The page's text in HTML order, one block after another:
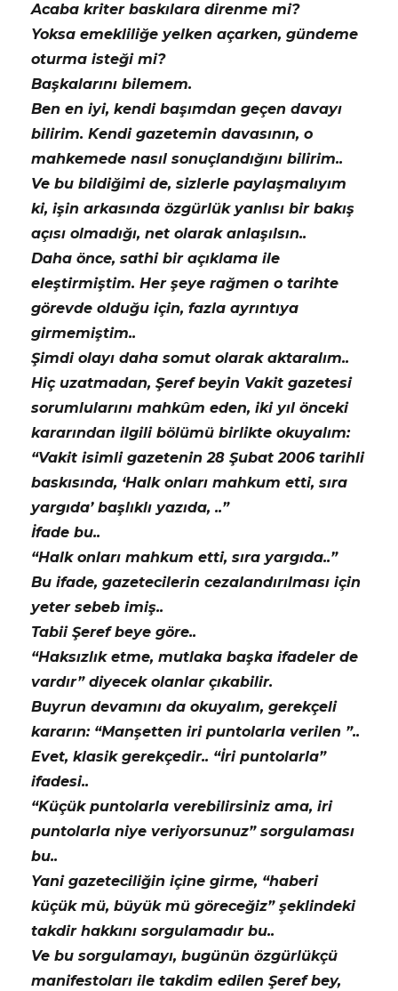
Acaba kriter baskılara direnme mi?
Yoksa emekliliğe yelken açarken, gündeme
oturma isteği mi?
Başkalarını bilemem.
Ben en iyi, kendi başımdan geçen davayı
bilirim. Kendi gazetemin davasının, o
mahkemede nasıl sonuçlandığını bilirim..
Ve bu bildiğimi de, sizlerle paylaşmalıyım
ki, işin arkasında özgürlük yanlısı bir bakış
açısı olmadığı, net olarak anlaşılsın..
Daha önce, sathi bir açıklama ile
eleştirmiştim. Her şeye rağmen o tarihte
görevde olduğu için, fazla ayrıntıya
girmemiştim..
Şimdi olayı daha somut olarak aktaralım..
Hiç uzatmadan, Şeref beyin Vakit gazetesi
sorumlularını mahkûm eden, iki yıl önceki
kararından ilgili bölümü birlikte okuyalım:
“Vakit isimli gazetenin 28 Şubat 2006 tarihli
baskısında, ‘Halk onları mahkum etti, sıra
yargıda’ başlıklı yazıda, ..”
İfade bu..
“Halk onları mahkum etti, sıra yargıda..”
Bu ifade, gazetecilerin cezalandırılması için
yeter sebeb imiş..
Tabii Şeref beye göre..
“Haksızlık etme, mutlaka başka ifadeler de
vardır” diyecek olanlar çıkabilir.
Buyrun devamını da okuyalım, gerekçeli
kararın: “Manşetten iri puntolarla verilen ”..
Evet, klasik gerekçedir.. “İri puntolarla”
ifadesi..
“Küçük puntolarla verebilirsiniz ama, iri
puntolarla niye veriyorsunuz” sorgulaması
bu..
Yani gazeteciliğin içine girme, “haberi
küçük mü, büyük mü göreceğiz” şeklindeki
takdir hakkını sorgulamadır bu..
Ve bu sorgulamayı, bugünün özgürlükçü
manifestoları ile takdim edilen Şeref bey,